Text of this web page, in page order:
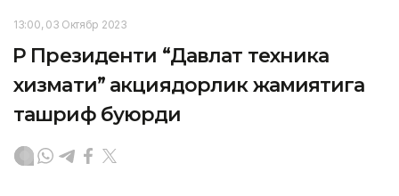
13:00, 03 Октябр 2023
ҚР Президенти “Давлат техника
хизмати” акциядорлик жамиятига
ташриф буюрди